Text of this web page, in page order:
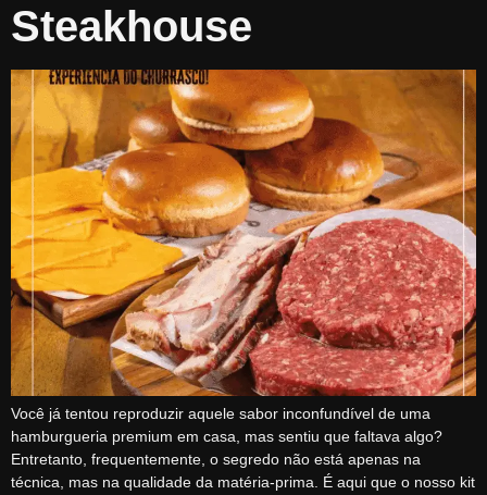
Steakhouse
Você já tentou reproduzir aquele sabor inconfundível de uma
hamburgueria premium em casa, mas sentiu que faltava algo?
Entretanto, frequentemente, o segredo não está apenas na
técnica, mas na qualidade da matéria-prima. É aqui que o nosso kit